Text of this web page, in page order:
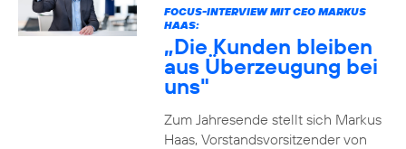
FOCUS-INTERVIEW MIT CEO MARKUS
HAAS:
„Die Kunden bleiben
aus Überzeugung bei
uns"
Zum Jahresende stellt sich Markus
Haas, Vorstandsvorsitzender von